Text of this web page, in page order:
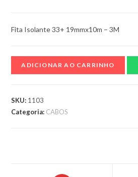
Fita Isolante 33+ 19mmx10m – 3M
ADICIONAR AO CARRINHO
SKU: 1103
Categoria: CABOS